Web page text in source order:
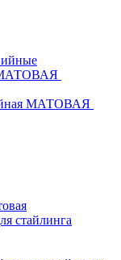
МАТОВАЯ
МАТОВАЯ
стайлинга